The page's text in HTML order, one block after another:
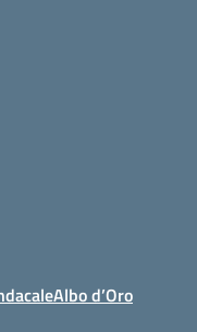
Albo d’Oro